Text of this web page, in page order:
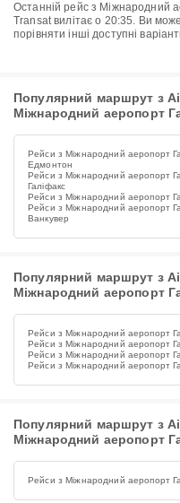
Останній рейс з Міжнародний аеропорт Гамільтон авіакомпанією Air
Transat вилітає о 20:35. Ви
порівняти інші доступні
Популярний маршрут з
Міжнародний аеропорт
Рейси з Міжнародний аеропорт
Едмонтон
Рейси з Міжнародний аеропорт
Галіфакс
Рейси з Міжнародний аеропорт
Рейси з Міжнародний аеропорт
Ванкувер
Популярний маршрут з
Міжнародний аеропорт
Рейси з Міжнародний аеропорт
Рейси з Міжнародний аеропорт
Рейси з Міжнародний аеропорт
Рейси з Міжнародний аеропорт
Популярний маршрут з
Міжнародний аеропорт
Рейси з Міжнародний аеропорт